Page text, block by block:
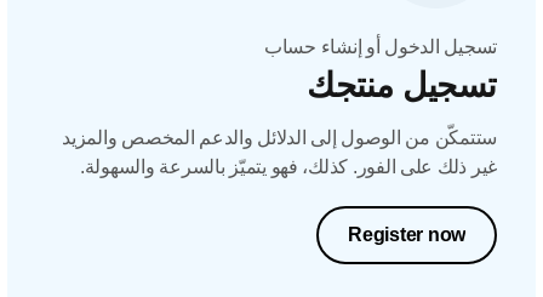
تسجيل الدخول أو إنشاء حساب
تسجيل منتجك
ستتمكّن من الوصول إلى الدلائل والدعم المخصص والمزيد
غير ذلك على الفور. كذلك، فهو يتميّز بالسرعة والسهولة.
Register now